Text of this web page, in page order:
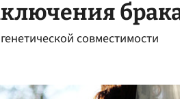
совместимости